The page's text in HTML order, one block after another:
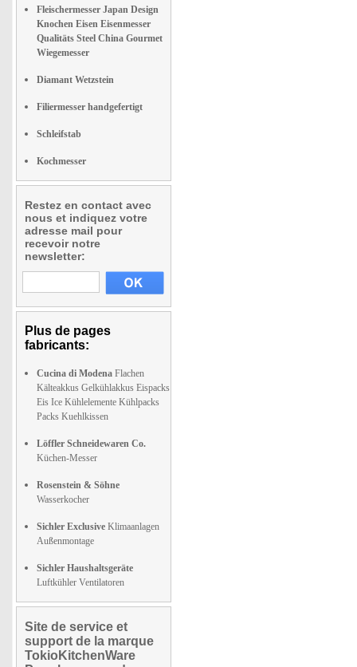
Fleischermesser Japan Design
Knochen Eisen Eisenmesser
Qualitäts Steel China Gourmet
Wiegemesser
Diamant Wetzstein
Filiermesser handgefertigt
Schleifstab
Kochmesser
Restez en contact avec
nous et indiquez votre
adresse mail pour
recevoir notre
newsletter:
Plus de pages
fabricants:
Cucina di Modena Flachen
Kälteakkus Gelkühlakkus Eispacks
Eis Ice Kühlelemente Kühlpacks
Packs Kuehlkissen
Löffler Schneidewaren Co.
Küchen-Messer
Rosenstein & Söhne
Wasserkocher
Sichler Exclusive Klimaanlagen
Außenmontage
Sichler Haushaltsgeräte
Luftkühler Ventilatoren
Site de service et
support de la marque
TokioKitchenWare